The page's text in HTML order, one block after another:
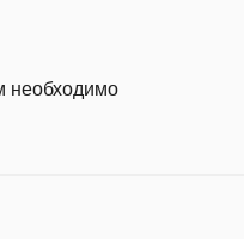
необходимо